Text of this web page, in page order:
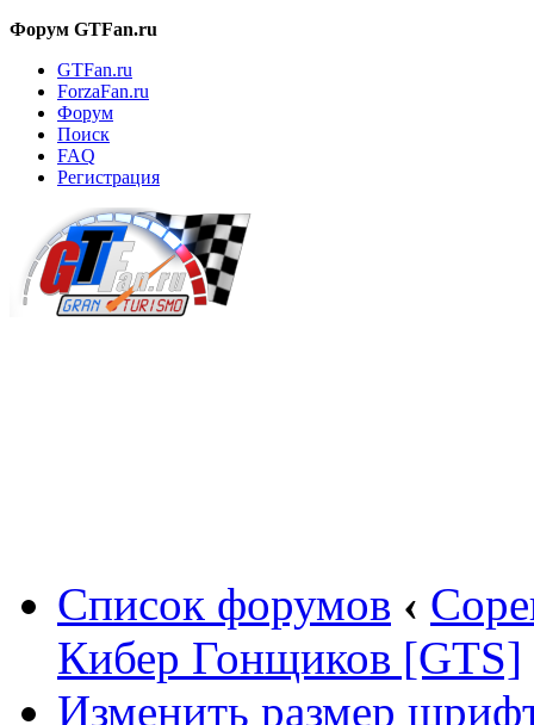
Форум GTFan.ru
GTFan.ru
ForzaFan.ru
Форум
Поиск
FAQ
Регистрация
Список форумов ‹
Кибер Гонщиков [GTS]
Изменить размер